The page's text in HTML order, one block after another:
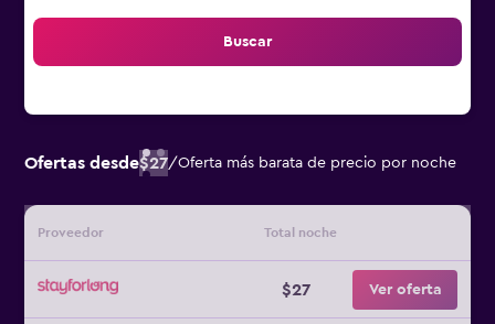
Buscar
Ofertas desde$27/Oferta más barata de precio por noche
Proveedor Total noche
$27 Ver oferta